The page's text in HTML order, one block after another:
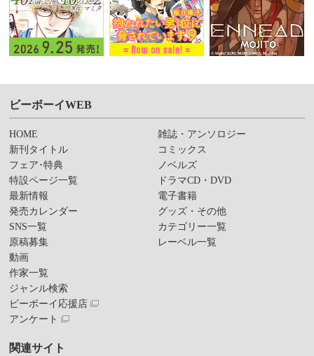
ビーボーイWEB
HOME
新刊タイトル
フェア･特典
特設ページ一覧
最新情報
発売カレンダー
SNS一覧
原稿募集
動画
作家一覧
ジャンル検索
ビーボーイ応援店
アンケート
雑誌・アンソロジー
コミックス
ノベルズ
ドラマCD・DVD
電子書籍
グッズ・その他
カテゴリー一覧
レーベル一覧
関連サイト